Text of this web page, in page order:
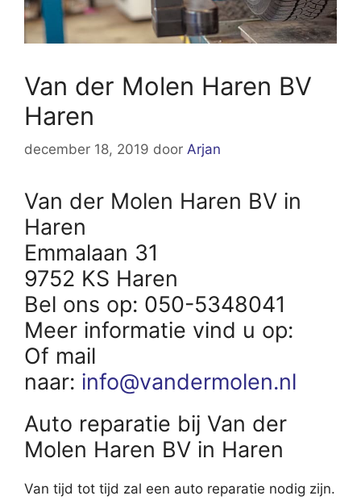
Van der Molen Haren BV
Haren
december 18, 2019 door Arjan
Van der Molen Haren BV in
Haren
Emmalaan 31
9752 KS Haren
Bel ons op: 050-5348041
Meer informatie vind u op:
Of mail
naar: info@vandermolen.nl
Auto reparatie bij Van der
Molen Haren BV in Haren
Van tijd tot tijd zal een auto reparatie nodig zijn.